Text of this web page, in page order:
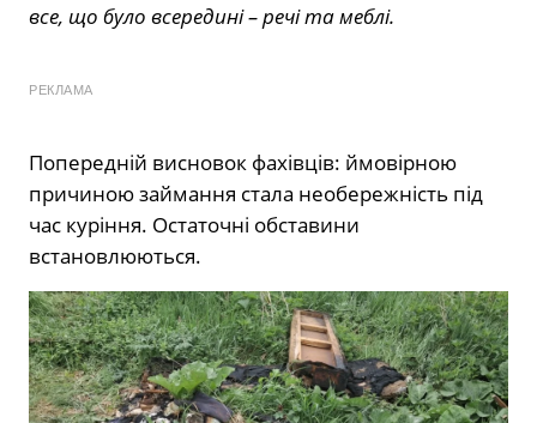
все, що було всередині – речі та меблі.
РЕКЛАМА
Попередній висновок фахівців: ймовірною
причиною займання стала необережність під
час куріння. Остаточні обставини
встановлюються.